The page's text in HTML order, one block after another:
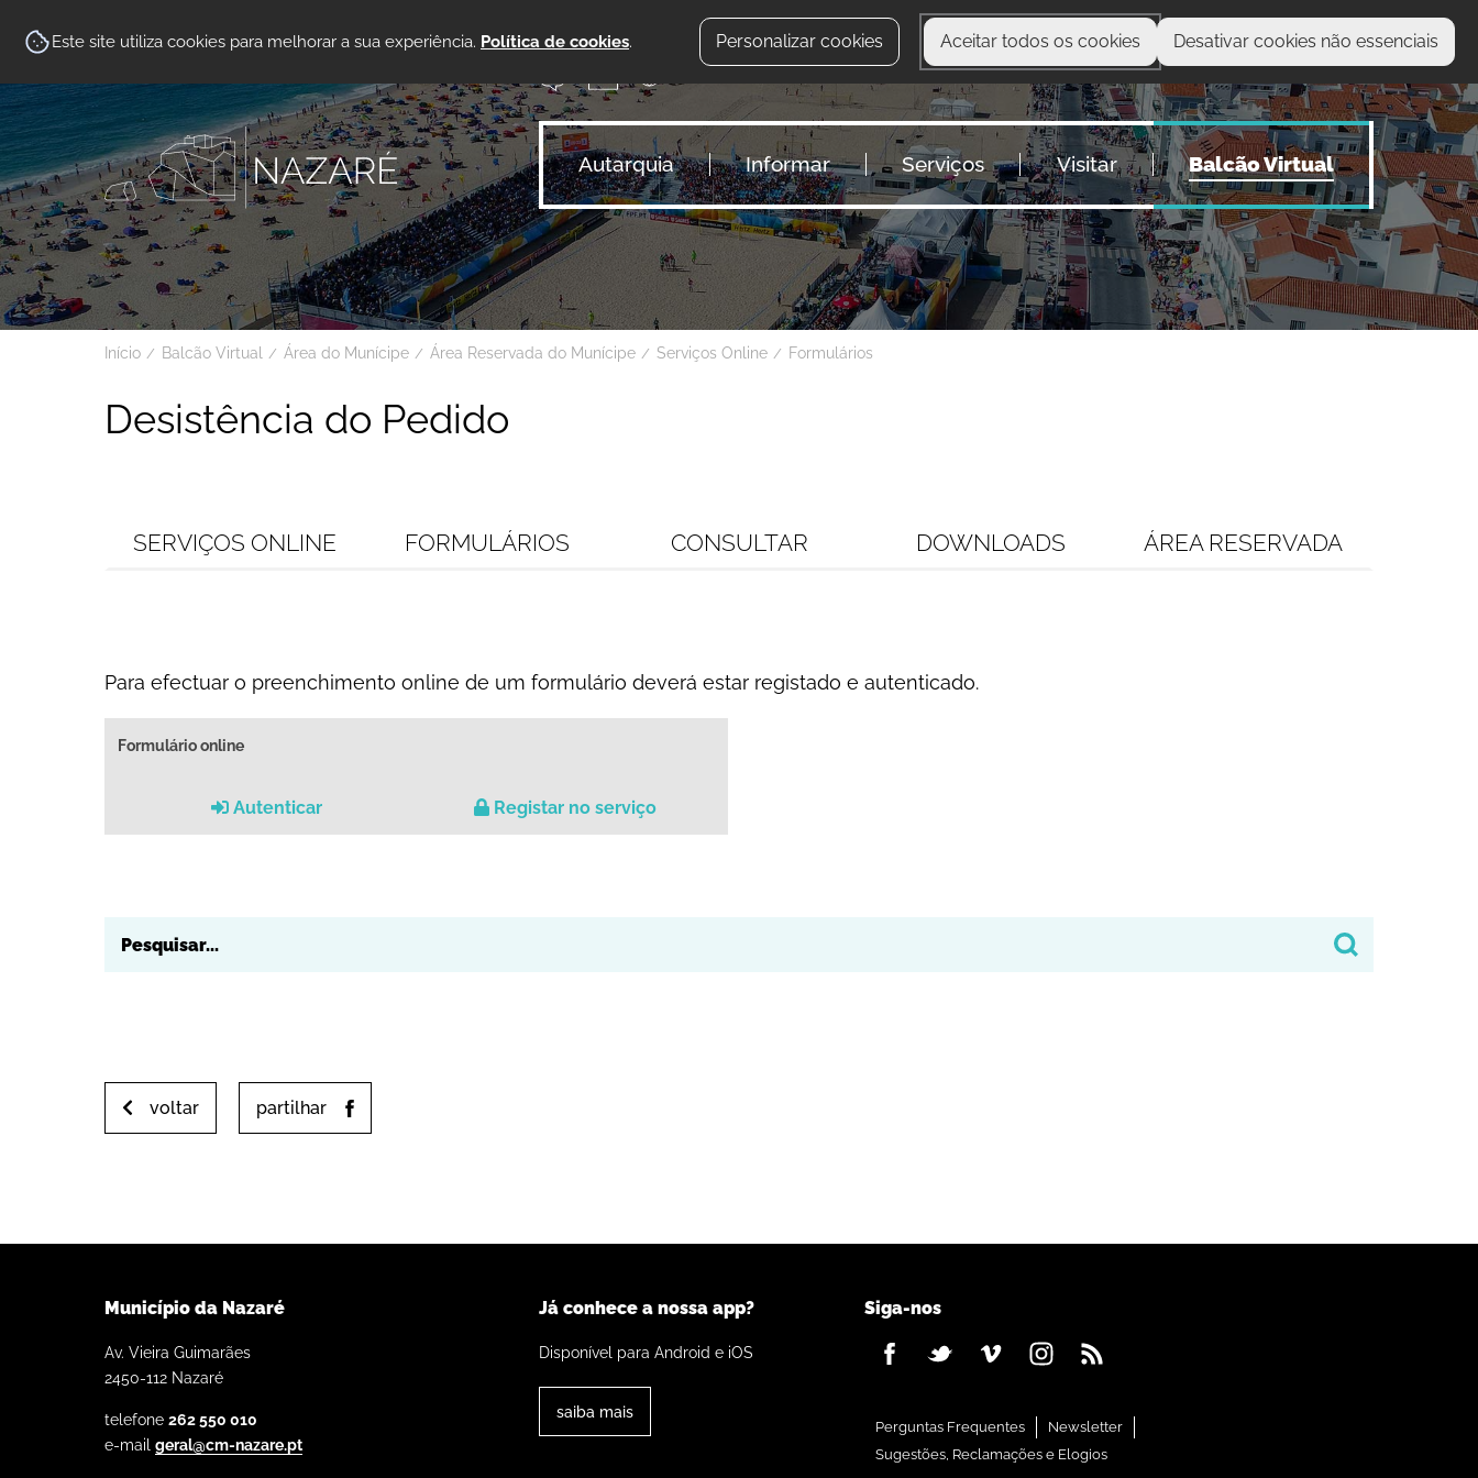
Este site utiliza cookies para melhorar a sua experiência. Política de cookies. Personalizar cookies Aceitar todos os cookies Desativar cookies não essenciais
O que procura?
Autarquia Informar Serviços Visitar Balcão Virtual
Início Balcão Virtual Área do Munícipe Área Reservada do Munícipe Serviços Online Formulários
Desistência do Pedido
SERVIÇOS ONLINE FORMULÁRIOS CONSULTAR DOWNLOADS ÁREA RESERVADA
Para efectuar o preenchimento online de um formulário deverá estar registado e autenticado.
Formulário online
Autenticar Registar no serviço
voltar partilhar
Município da Nazaré
Av. Vieira Guimarães
2450-112 Nazaré
telefone 262 550 010
e-mail geral@cm-nazare.pt
Já conhece a nossa app?
Disponível para Android e iOS
saiba mais
Siga-nos
Perguntas Frequentes
Newsletter
Sugestões, Reclamações e Elogios